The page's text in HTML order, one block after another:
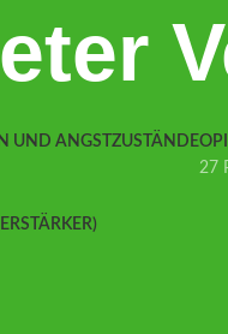
UND ANGSTZUSTÄNDE
27